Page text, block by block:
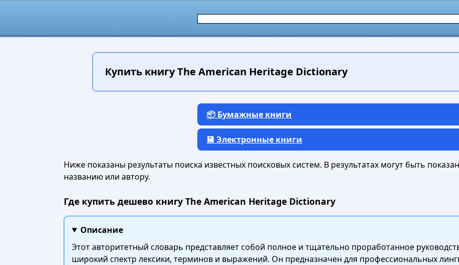
Купить книгуThe American Heritage Dictionary
📦 Бумажные книги
💾 Электронные книги
Ниже показаны результаты поиска известных поисковых систем. В результатах могут быть
названию или автору.
Где купить дешево книгу The American Heritage Dictionary
Описание
Этот авторитетный словарь представляет собой полное и тщательно проработанное
широкий спектр лексики, терминов и выражений. Он предназначен для профессиональных